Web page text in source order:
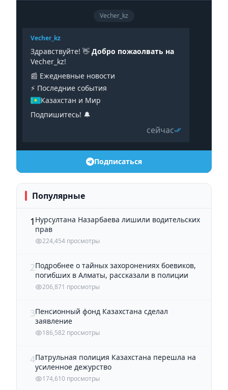
Vecher_kz
Vecher_kz
Здравствуйте! 👋 Добро пожаолвать на
Vecher_kz!
📰 Ежедневные новости
⚡️ Последние события
Казахстан и Мир
Подпишитесь! 🔔
сейчас
Подписаться
Популярные
1 Нурсултана Назарбаева лишили водительских
прав
224,454 просмотры
2Подробнее о тайных захоронениях боевиков,
погибших в Алматы, рассказали в полиции
206,871 просмотры
3Пенсионный фонд Казахстана сделал
заявление
186,582 просмотры
4Патрульная полиция Казахстана перешла на
усиленное дежурство
174,610 просмотры